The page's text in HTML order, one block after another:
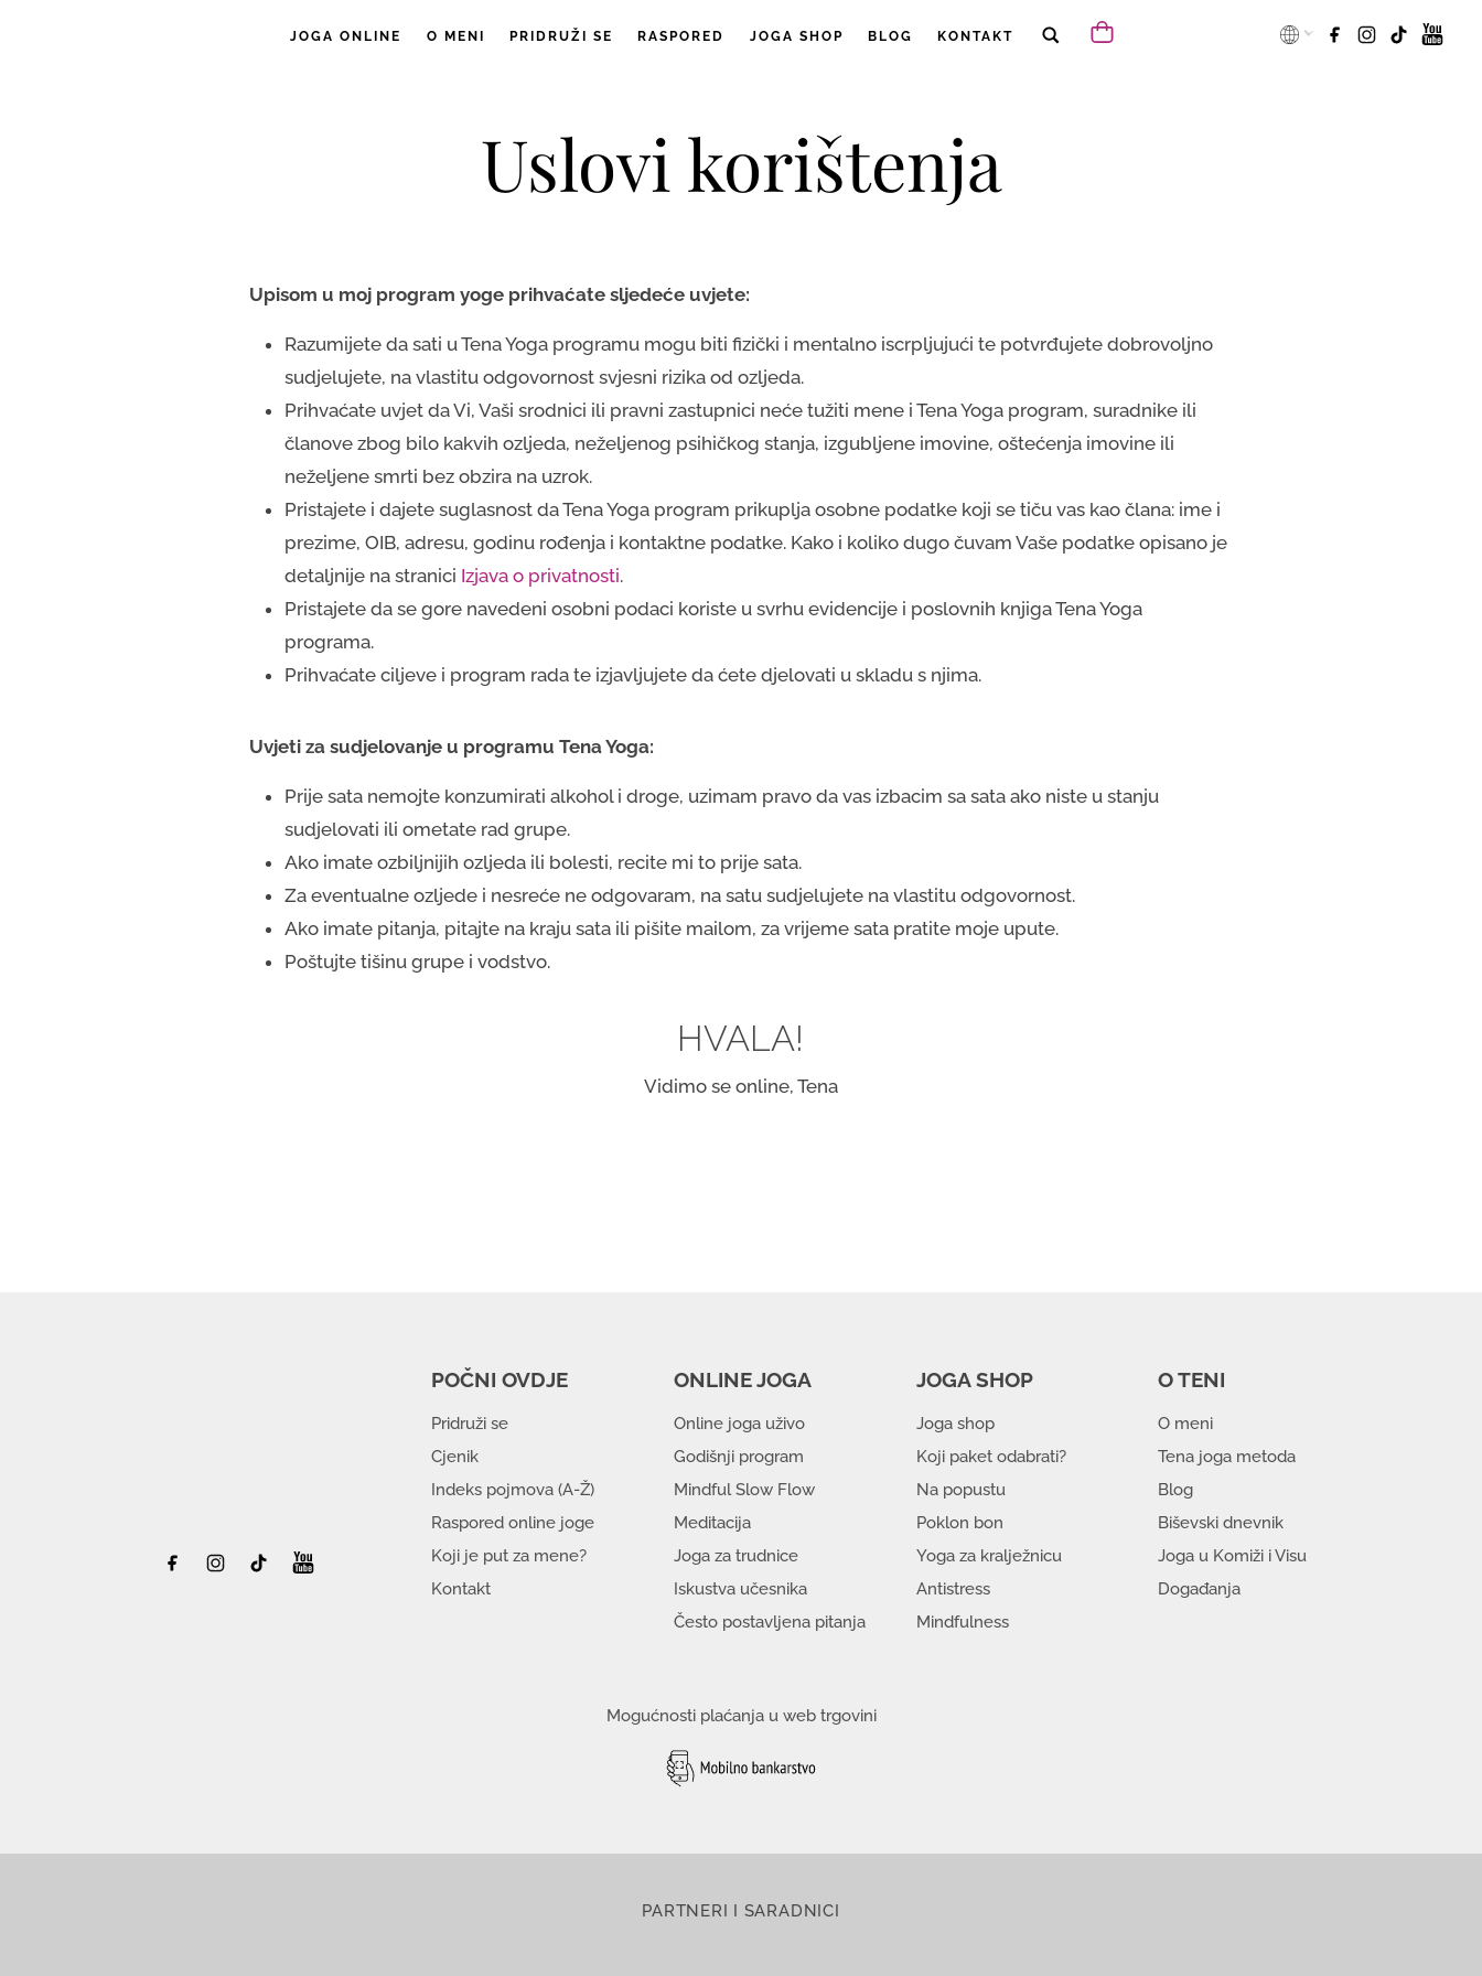
JOGA ONLINE O MENI PRIDRUŽI SE RASPORED JOGA SHOP BLOG KONTAKT
Uslovi korištenja
Upisom u moj program yoge prihvaćate sljedeće uvjete:
Razumijete da sati u Tena Yoga programu mogu biti fizički i mentalno iscrpljujući te potvrđujete dobrovoljno
sudjelujete, na vlastitu odgovornost svjesni rizika od ozljeda.
Prihvaćate uvjet da Vi, Vaši srodnici ili pravni zastupnici neće tužiti mene i Tena Yoga program, suradnike ili
članove zbog bilo kakvih ozljeda, neželjenog psihičkog stanja, izgubljene imovine, oštećenja imovine ili
neželjene smrti bez obzira na uzrok.
Pristajete i dajete suglasnost da Tena Yoga program prikuplja osobne podatke koji se tiču vas kao člana: ime i
prezime, OIB, adresu, godinu rođenja i kontaktne podatke. Kako i koliko dugo čuvam Vaše podatke opisano je
detaljnije na stranici Izjava o privatnosti.
Pristajete da se gore navedeni osobni podaci koriste u svrhu evidencije i poslovnih knjiga Tena Yoga
programa.
Prihvaćate ciljeve i program rada te izjavljujete da ćete djelovati u skladu s njima.
Uvjeti za sudjelovanje u programu Tena Yoga:
Prije sata nemojte konzumirati alkohol i droge, uzimam pravo da vas izbacim sa sata ako niste u stanju
sudjelovati ili ometate rad grupe.
Ako imate ozbiljnijih ozljeda ili bolesti, recite mi to prije sata.
Za eventualne ozljede i nesreće ne odgovaram, na satu sudjelujete na vlastitu odgovornost.
Ako imate pitanja, pitajte na kraju sata ili pišite mailom, za vrijeme sata pratite moje upute.
Poštujte tišinu grupe i vodstvo.
HVALA!
Vidimo se online, Tena
POČNI OVDJE
Pridruži se
Cjenik
Indeks pojmova (A-Ž)
Raspored online joge
Koji je put za mene?
Kontakt
ONLINE JOGA
Online joga uživo
Godišnji program
Mindful Slow Flow
Meditacija
Joga za trudnice
Iskustva učesnika
Često postavljena pitanja
JOGA SHOP
Joga shop
Koji paket odabrati?
Na popustu
Poklon bon
Yoga za kralježnicu
Antistress
Mindfulness
O TENI
O meni
Tena joga metoda
Blog
Biševski dnevnik
Joga u Komiži i Visu
Događanja
Mogućnosti plaćanja u web trgovini
PARTNERI I SARADNICI